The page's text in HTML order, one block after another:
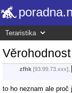
zfhk [93.99.73.xxx],
to ho neznam ale proč